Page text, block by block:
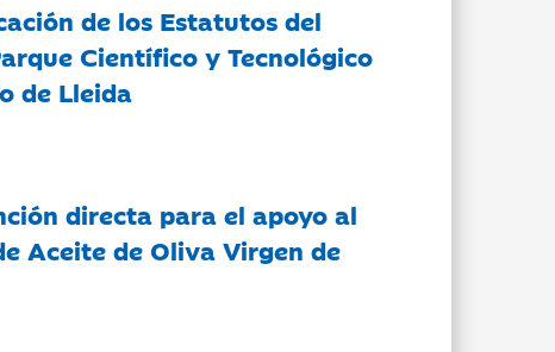
de los Estatutos del
Científico y Tecnológico
de Lleida
directa para el apoyo al
Aceite de Oliva Virgen de